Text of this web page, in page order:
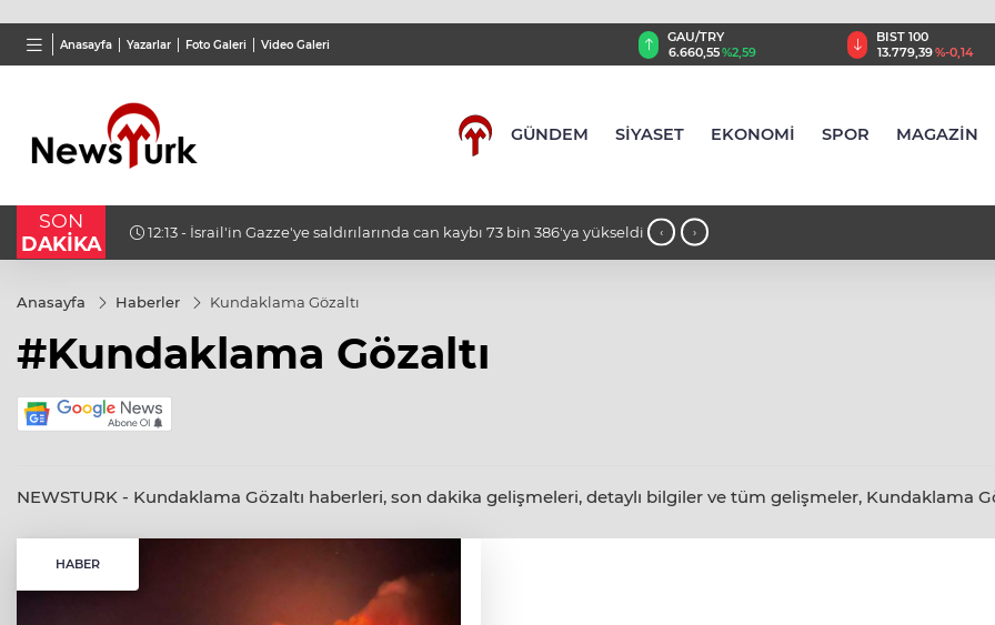
Anasayfa Yazarlar Foto Galeri Video Galeri
TND
16,3788%0,90
BGN
27,9743 %-0,22
GAU/TRY
6.660,55%2,59
BIST 100
13.779,39%-0,14
GÜNDEM SİYASET EKONOMİ SPOR MAGAZİN
SON
DAKİKA
12:13 - İsrail'in Gazze'ye saldırılarında can kaybı 73 bin 386'ya yükseldi 12:18 - Manisa'da geliştirilen yapay
‹ ›
Anasayfa Haberler Kundaklama Gözaltı
#Kundaklama Gözaltı
NEWSTURK - Kundaklama Gözaltı haberleri, son dakika gelişmeleri, detaylı bilgiler ve tüm gelişmeler, Kundaklama
HABER